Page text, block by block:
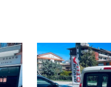
di furto, incendio, polizza cristalli,